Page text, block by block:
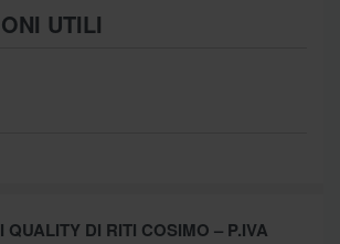
UTILI
QUALITY DI RITI COSIMO – P.IVA